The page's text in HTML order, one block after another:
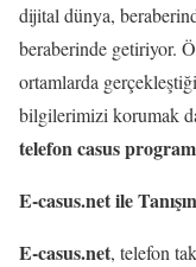
dijital dünya,
beraberinde getiriyor.
ortamlarda
bilgilerimizi korumak
telefon casus
E-casus.net ile Tanışın
E-casus.net, telefon